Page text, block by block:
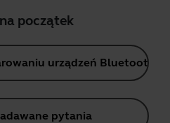
początek
urządzeń Bluetooth
pytania